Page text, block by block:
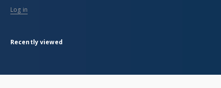
Log in
Recently viewed